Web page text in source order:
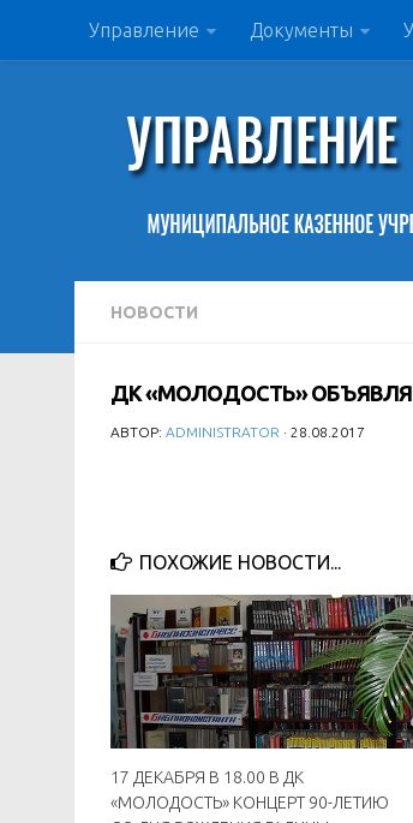
Управление Документы
НОВОСТИ
ДК «МОЛОДОСТЬ»
АВТОР: ADMINISTRATOR · 28.08.2017
ПОХОЖИЕ НОВОСТИ...
17 ДЕКАБРЯ В 18.00 В ДК
«МОЛОДОСТЬ» КОНЦЕРТ 90-ЛЕТИЮ